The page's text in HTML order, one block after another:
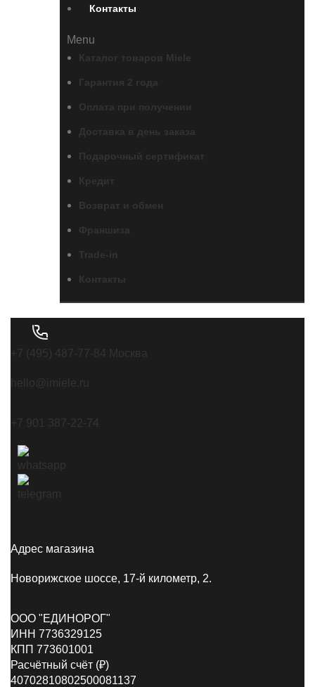
Контакты
Menu
Каталог товаров Miele
Гарантия 2 года
Оплата при получении
Доставка в день заказа
Подарочный сертификат
Кредит
Возврат и обмен
Контакты
+7 (495) 487-77-84 Москва
hello@imiele.ru
+7 901 387-22-74
Адрес магазина
Новорижское шоссе, 17-й километр, 2.
ООО "ЕДИНОРОГ"
ИНН 7736329125
КПП 773601001
Расчётный счёт (₽)
40702810802500081137